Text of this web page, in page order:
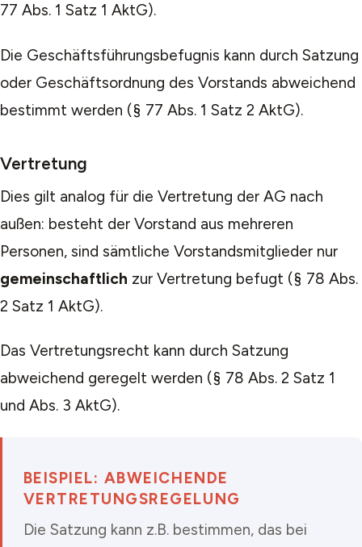
77 Abs. 1 Satz 1 AktG).
Die Geschäftsführungsbefugnis kann durch Satzung
oder Geschäftsordnung des Vorstands abweichend
bestimmt werden (§ 77 Abs. 1 Satz 2 AktG).
Vertretung
Dies gilt analog für die Vertretung der AG nach
außen: besteht der Vorstand aus mehreren
Personen, sind sämtliche Vorstandsmitglieder nur
gemeinschaftlich zur Vertretung befugt (§ 78 Abs.
2 Satz 1 AktG).
Das Vertretungsrecht kann durch Satzung
abweichend geregelt werden (§ 78 Abs. 2 Satz 1
und Abs. 3 AktG).
BEISPIEL: ABWEICHENDE
VERTRETUNGSREGELUNG
Die Satzung kann z.B. bestimmen, das bei